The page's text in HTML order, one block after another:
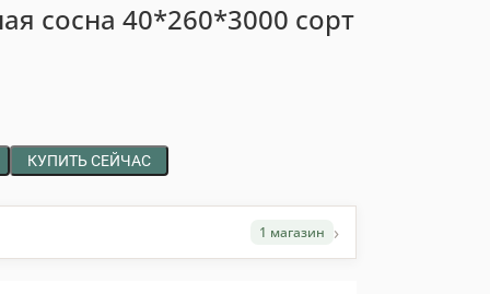
сосна 40*260*3000 сорт
КУПИТЬ СЕЙЧАС
1 магазин ›